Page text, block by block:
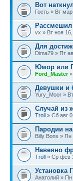
Вот
Гость » Вт
Рассмешил
vx » Вт ноя
Для
Dima79 » Пт
Юмор или
Ford_Master»
Девушки и
Yury_Moor »
Случай из
Troll » Сб авг
Пародии
Billy Bons » Пн
Навеяно
Troll » Ср фев
Установка
Анатолий »